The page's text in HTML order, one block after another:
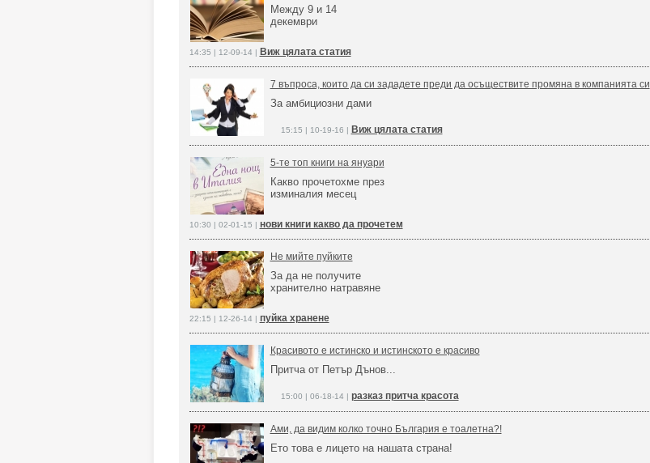
Между 9 и 14
декември
14:35 | 12-09-14 | Виж цялата статия
7 въпроса, които да си зададете преди да осъществите промяна в компанията си
За амбициозни дами
15:15 | 10-19-16 | Виж цялата статия
5-те топ книги на януари
Какво прочетохме през
изминалия месец
10:30 | 02-01-15 | нови книги какво да прочетем
Не мийте пуйките
За да не получите
хранително натравяне
22:15 | 12-26-14 | пуйка хранене
Красивото е истинско и истинското е красиво
Притча от Петър Дънов...
15:00 | 06-18-14 | разказ притча красота
Ами, да видим колко точно България е тоалетна?!
Ето това е лицето на нашата страна!